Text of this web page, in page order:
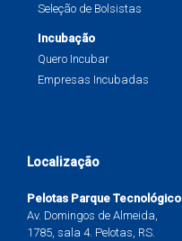
Seleção de Bolsistas
Incubação
Quero Incubar
Empresas Incubadas
Localização
Pelotas Parque Tecnológico
Av. Domingos de Almeida,
1785, sala 4. Pelotas, RS.